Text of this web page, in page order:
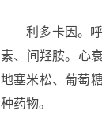
利多卡因。
素、间羟胺。心
地塞米松、葡萄
种药物。